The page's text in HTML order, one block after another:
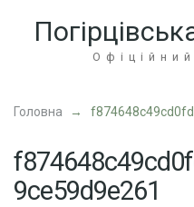
Enter)
Головна →
9ce59d9e261